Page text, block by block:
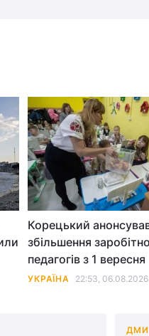
Корецький
збільшення
педагогів з 1 вересня
УКРАЇНА 22:53, 06.08.2026